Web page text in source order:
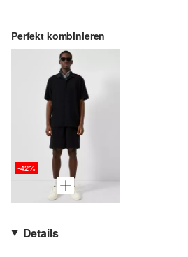
Perfekt kombinieren
-42%
Details